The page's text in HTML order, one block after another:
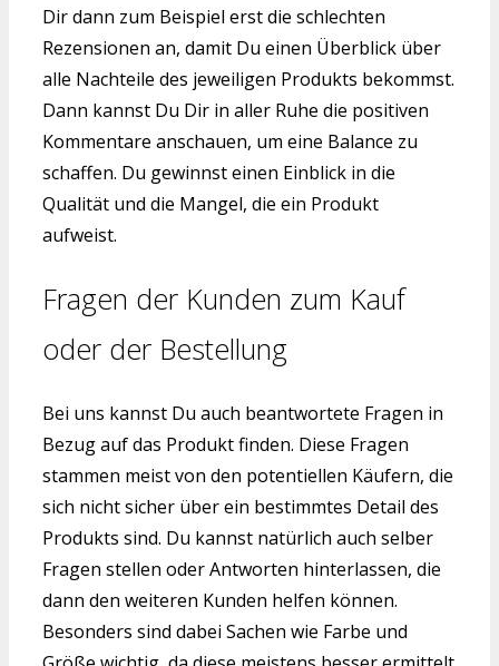
Dir dann zum Beispiel erst die schlechten
Rezensionen an, damit Du einen Überblick über
alle Nachteile des jeweiligen Produkts bekommst.
Dann kannst Du Dir in aller Ruhe die positiven
Kommentare anschauen, um eine Balance zu
schaffen. Du gewinnst einen Einblick in die
Qualität und die Mangel, die ein Produkt
aufweist.
Fragen der Kunden zum Kauf
oder der Bestellung
Bei uns kannst Du auch beantwortete Fragen in
Bezug auf das Produkt finden. Diese Fragen
stammen meist von den potentiellen Käufern, die
sich nicht sicher über ein bestimmtes Detail des
Produkts sind. Du kannst natürlich auch selber
Fragen stellen oder Antworten hinterlassen, die
dann den weiteren Kunden helfen können.
Besonders sind dabei Sachen wie Farbe und